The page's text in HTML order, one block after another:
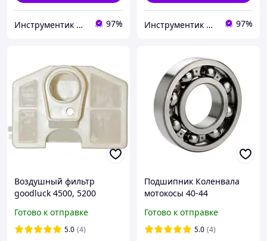
Инструментик интернет-магазин 97% Инструментик интернет-магазин 97%
Воздушный фильтр
goodluck 4500, 5200
Готово к отправке
5.0 (4)
Подшипник Коленвала
мотокосы 40-44
Открытого типа
Готово к отправке
5.0 (4)